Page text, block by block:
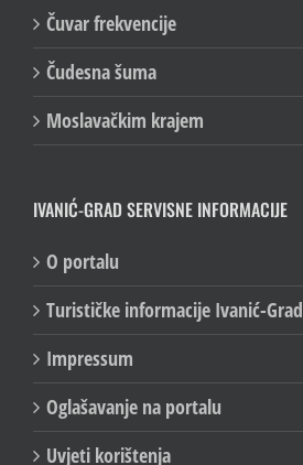
Čuvar frekvencije
Čudesna šuma
Moslavačkim krajem
IVANIĆ-GRAD SERVISNE INFORMACIJE
O portalu
Turističke informacije Ivanić-Grad
Impressum
Oglašavanje na portalu
Uvjeti korištenja